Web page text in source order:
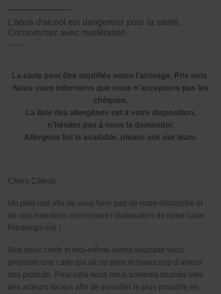
L'abus d'alcool est dangereux pour la santé.
Consommez avec modération
La carte peut être modifiée selon l’arrivage. Prix nets.
Nous vous informons que nous n’acceptons pas les
chèques.
La liste des allergènes est à votre disposition,
n’hésitez pas à nous la demander.
Allergens list is available, please ask our team.
Chers Clients,
Un petit mot afin de vous faire part de notre démarche et
de nos intentions concernant l’élaboration de notre carte
Printemps-été !
Nos deux chefs et moi-même avons souhaité vous
proposer une carte qui ait du sens et beaucoup d’amour
des produits. Pour cela nous nous sommes tournés vers
des acteurs locaux afin de travailler le plus possible en